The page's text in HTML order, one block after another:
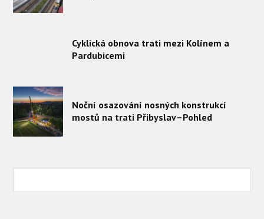
Cyklická obnova trati mezi Kolínem a
Pardubicemi
Noční osazování nosných konstrukcí
mostů na trati Přibyslav–Pohled